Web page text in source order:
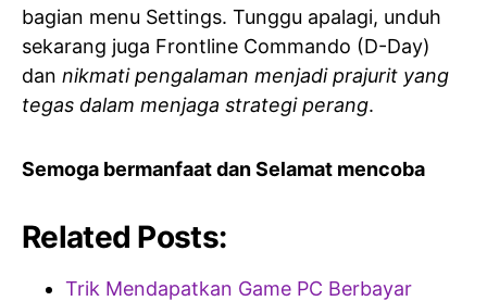
bagian menu Settings. Tunggu apalagi, unduh
sekarang juga Frontline Commando (D-Day)
dan nikmati pengalaman menjadi prajurit yang
tegas dalam menjaga strategi perang.
Semoga bermanfaat dan Selamat mencoba
Related Posts:
Trik Mendapatkan Game PC Berbayar